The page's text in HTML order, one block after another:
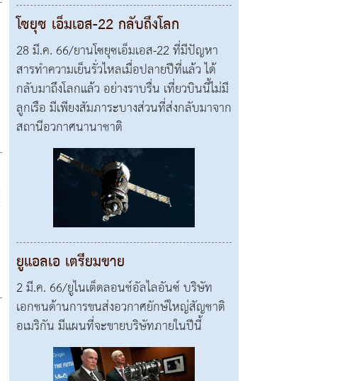
โซยุซ เอ็มเอส-22 กลับถึงโลก
28 มี.ค. 66/ยานโซยุซเอ็มเอส-22 ที่มีปัญหา
สารทำความเย็นรั่วไหลเมื่อปลายปีที่แล้ว ได้
กลับมาถึงโลกแล้ว อย่างราบรื่น เที่ยวบินนี้ไม่มี
ลูกเรือ มีเพียงสัมภาระบางส่วนที่ส่งกลับมาจาก
สถานีอวกาศนานาชาติ
ยูแอลเอ เตรียมขาย
2 มี.ค. 66/ยูไนเต็ดลอนช์อัลไลอันซ์ บริษัท
เอกชนด้านการขนส่งอวกาศยักษ์ใหญ่สัญชาติ
อเมริกัน มีแผนที่จะขายบริษัทภายในปีนี้